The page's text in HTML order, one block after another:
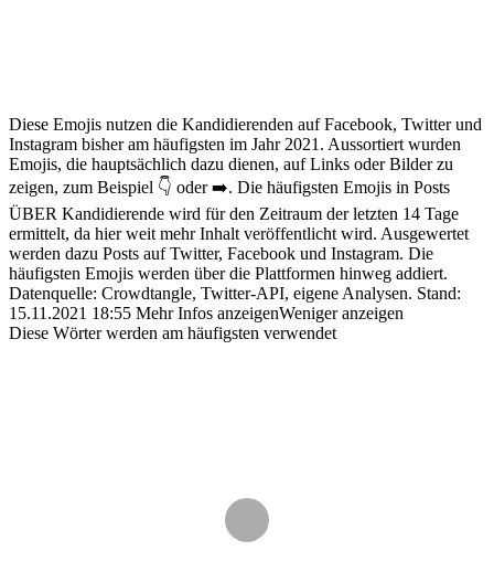
Diese Emojis nutzen die Kandidierenden auf Facebook, Twitter und
Instagram bisher am häufigsten im Jahr 2021. Aussortiert wurden
Emojis, die hauptsächlich dazu dienen, auf Links oder Bilder zu
zeigen, zum Beispiel 👇 oder ➡️. Die häufigsten Emojis in Posts
ÜBER Kandidierende wird für den Zeitraum der letzten 14 Tage
ermittelt, da hier weit mehr Inhalt veröffentlicht wird. Ausgewertet
werden dazu Posts auf Twitter, Facebook und Instagram. Die
häufigsten Emojis werden über die Plattformen hinweg addiert.
Datenquelle: Crowdtangle, Twitter-API, eigene Analysen. Stand:
15.11.2021 18:55 Mehr Infos anzeigenWeniger anzeigen
Diese Wörter werden am häufigsten verwendet